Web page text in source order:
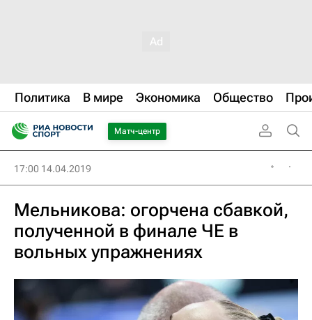
Политика В мире Экономика Общество
Матч-центр
17:00 14.04.2019
Мельникова: огорчена сбавкой,
полученной в финале ЧЕ в
вольных упражнениях